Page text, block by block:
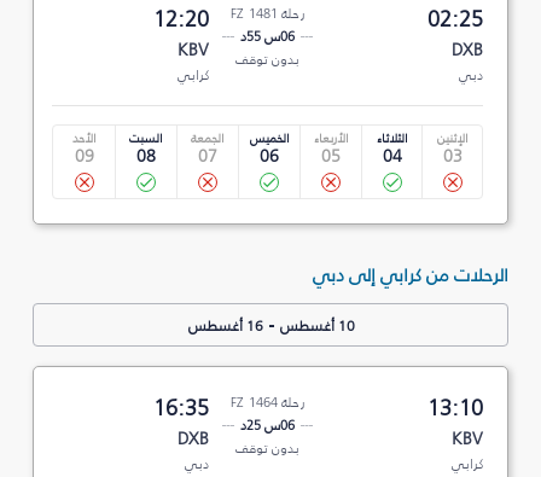
02:25
DXB
دبي
رحلة FZ 1481
06س 55د
بدون توقف
12:20
KBV
كرابي
الإثنين
03
الثلاثاء
04
الأربعاء
05
الخميس
06
الجمعة
07
السبت
08
الأحد
09
الرحلات من كرابي إلى دبي
10 أغسطس -16 أغسطس
13:10
KBV
كرابي
رحلة FZ 1464
06س 25د
بدون توقف
16:35
DXB
دبي